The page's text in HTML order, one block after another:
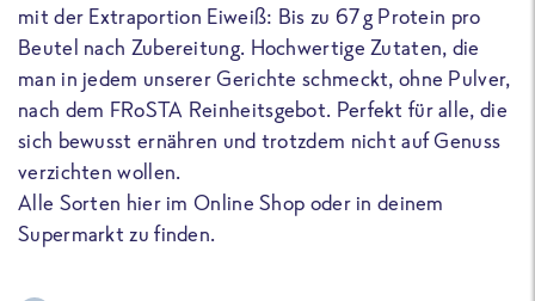
mit der Extraportion Eiweiß: Bis zu 67 g Protein pro
Beutel nach Zubereitung. Hochwertige Zutaten, die
man in jedem unserer Gerichte schmeckt, ohne Pulver,
nach dem FRoSTA Reinheitsgebot. Perfekt für alle, die
sich bewusst ernähren und trotzdem nicht auf Genuss
verzichten wollen.
Alle Sorten hier im Online Shop oder in deinem
Supermarkt zu finden.